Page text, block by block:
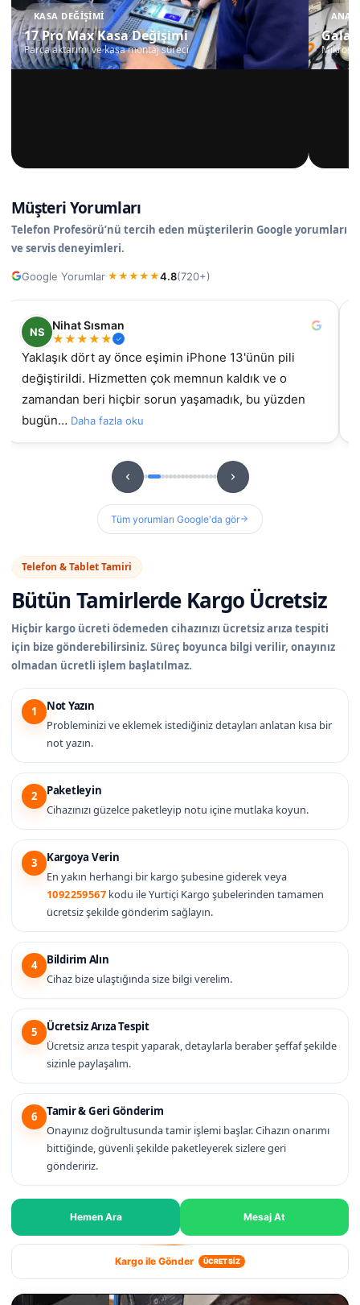
KASA DEĞIŞIMI
17 Pro Max Kasa Değişimi
Parça aktarımı ve kasa montaj süreci
Müşteri Yorumları
Telefon Profesörü’nü tercih eden müşterilerin Google yorumları
ve servis deneyimleri.
Google Yorumlar·★ ★ ★ ★ ★4.8(720+)
N
Nilüfer
★★★★★
samsung galaxy A55 ekran değişimi için geldim, iyi ki
gelmiştim daha önce başka yerde yaptırmıştım
sorunluydu ama burada orijinal ekran takıldıydı, t…
Daha fazla oku
Tüm yorumları Google'da gör
Telefon & Tablet Tamiri
Bütün Tamirlerde Kargo Ücretsiz
Hiçbir kargo ücreti ödemeden cihazınızı ücretsiz arıza tespiti
için bize gönderebilirsiniz. Süreç boyunca bilgi verilir, onayınız
olmadan ücretli işlem başlatılmaz.
1
Not Yazın
Probleminizi ve eklemek istediğiniz detayları anlatan kısa bir
not yazın.
2
Paketleyin
Cihazınızı güzelce paketleyip notu içine mutlaka koyun.
3
Kargoya Verin
En yakın herhangi bir kargo şubesine giderek veya
1092259567 kodu ile Yurtiçi Kargo şubelerinden tamamen
ücretsiz şekilde gönderim sağlayın.
4
Bildirim Alın
Cihaz bize ulaştığında size bilgi verelim.
5
Ücretsiz Arıza Tespit
Ücretsiz arıza tespit yaparak, detaylarla beraber şeffaf şekilde
sizinle paylaşalım.
6
Tamir & Geri Gönderim
Onayınız doğrultusunda tamir işlemi başlar. Cihazın onarımı
bittiğinde, güvenli şekilde paketleyerek sizlere geri
göndeririz.
Hemen Ara Mesaj At
Kargo ile Gönder ÜCRETSİZ